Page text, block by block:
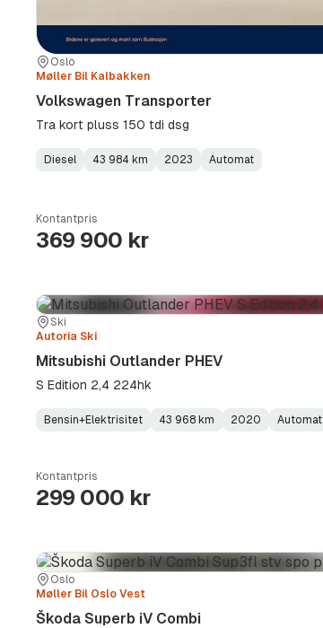
Sted:
Oslo
Forhandler:
Møller Bil Kalbakken
Volkswagen Transporter
Tra kort pluss 150 tdi dsg
Fuel
Diesel
Kilometerstand:
43 984 km
Model
2023
Gearbox
Automat
Kontantpris
369 900 kr
Sted:
Ski
Forhandler:
Autoria Ski
Mitsubishi Outlander PHEV
S Edition 2,4 224hk
Fuel
Bensin+Elektrisitet
Kilometerstand: 43 968 km
Model
2020
Gearbox
Automat
Kontantpris
299 000 kr
Sted:
Oslo
Forhandler:
Møller Bil Oslo Vest
Škoda Superb iV Combi